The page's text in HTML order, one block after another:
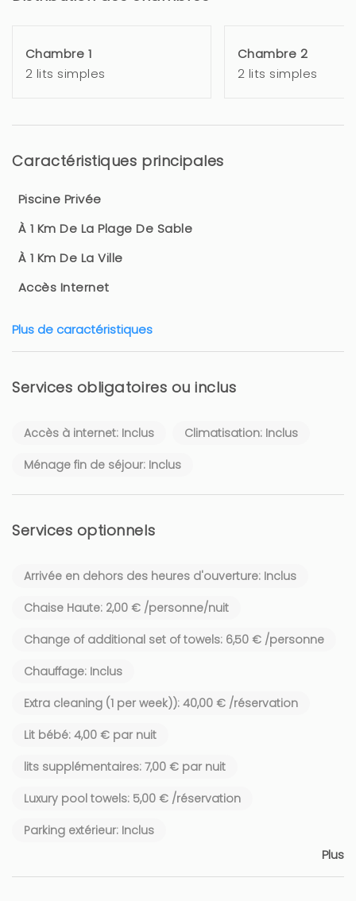
Chambre 1
2 lits simples
Chambre 2
2 lits simples
Caractéristiques principales
Piscine Privée
À 1 Km De La Plage De Sable
À 1 Km De La Ville
Accès Internet
Plus de caractéristiques
Services obligatoires ou inclus
Accès à internet: Inclus
Climatisation: Inclus
Ménage fin de séjour: Inclus
Services optionnels
Arrivée en dehors des heures d'ouverture: Inclus
Chaise Haute: 2,00 € /personne/nuit
Change of additional set of towels: 6,50 € /personne
Chauffage: Inclus
Extra cleaning (1 per week)): 40,00 € /réservation
Lit bébé: 4,00 € par nuit
lits supplémentaires: 7,00 € par nuit
Luxury pool towels: 5,00 € /réservation
Parking extérieur: Inclus
Plus